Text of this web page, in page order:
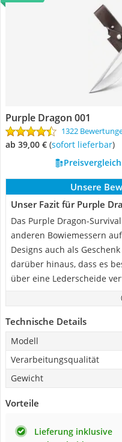
Purple Dragon 001
1322
ab 39,00 € ( Sofort lieferbar)
Unsere
Unser Fazit für Purple
Das Purple Dragon-
anderen Bowiemessern
Designs auch als
darüber hinaus, dass es
über eine Lederscheide
Technische Details
Modell
Verarbeitungsqualität
Gewicht
Vorteile
Lieferung inklusive